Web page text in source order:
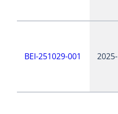
BEI-251029-001